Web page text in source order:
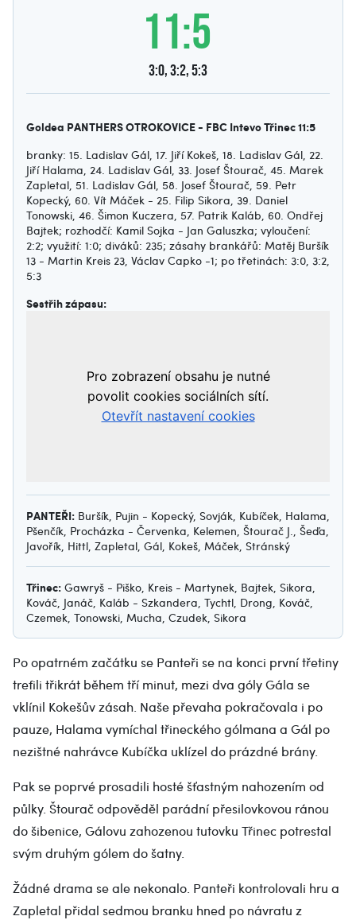
11:5
3:0, 3:2, 5:3
Goldea PANTHERS OTROKOVICE - FBC Intevo Třinec 11:5
branky: 15. Ladislav Gál, 17. Jiří Kokeš, 18. Ladislav Gál, 22.
Jiří Halama, 24. Ladislav Gál, 33. Josef Štourač, 45. Marek
Zapletal, 51. Ladislav Gál, 58. Josef Štourač, 59. Petr
Kopecký, 60. Vít Máček - 25. Filip Sikora, 39. Daniel
Tonowski, 46. Šimon Kuczera, 57. Patrik Kaláb, 60. Ondřej
Bajtek; rozhodčí: Kamil Sojka - Jan Galuszka; vyloučení:
2:2; využití: 1:0; diváků: 235; zásahy brankářů: Matěj Buršík
13 - Martin Kreis 23, Václav Capko -1; po třetinách: 3:0, 3:2,
5:3
Sestřih zápasu:
PANTEŘI: Buršík, Pujin - Kopecký, Sovják, Kubíček, Halama,
Pšenčík, Procházka - Červenka, Kelemen, Štourač J., Šeďa,
Javořík, Hittl, Zapletal, Gál, Kokeš, Máček, Stránský
Třinec: Gawryš - Piško, Kreis - Martynek, Bajtek, Sikora,
Kováč, Janáč, Kaláb - Szkandera, Tychtl, Drong, Kováč,
Czemek, Tonowski, Mucha, Czudek, Sikora
Po opatrném začátku se Panteři se na konci první třetiny
trefili třikrát během tří minut, mezi dva góly Gála se
vklínil Kokešův zásah. Naše převaha pokračovala i po
pauze, Halama vymíchal třineckého gólmana a Gál po
nezištné nahrávce Kubíčka uklízel do prázdné brány.
Pak se poprvé prosadili hosté šťastným nahozením od
půlky. Štourač odpověděl parádní přesilovkovou ránou
do šibenice, Gálovu zahozenou tutovku Třinec potrestal
svým druhým gólem do šatny.
Žádné drama se ale nekonalo. Panteři kontrolovali hru a
Zapletal přidal sedmou branku hned po návratu z